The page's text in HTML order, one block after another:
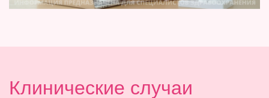
Клинические случаи